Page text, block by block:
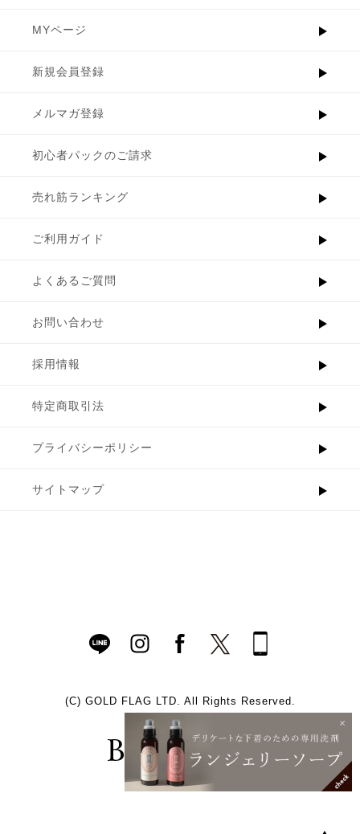
MYページ
新規会員登録
メルマガ登録
初心者パックのご請求
売れ筋ランキング
ご利用ガイド
よくあるご質問
お問い合わせ
採用情報
特定商取引法
プライバシーポリシー
サイトマップ
(C) GOLD FLAG LTD. All Rights Reserved.